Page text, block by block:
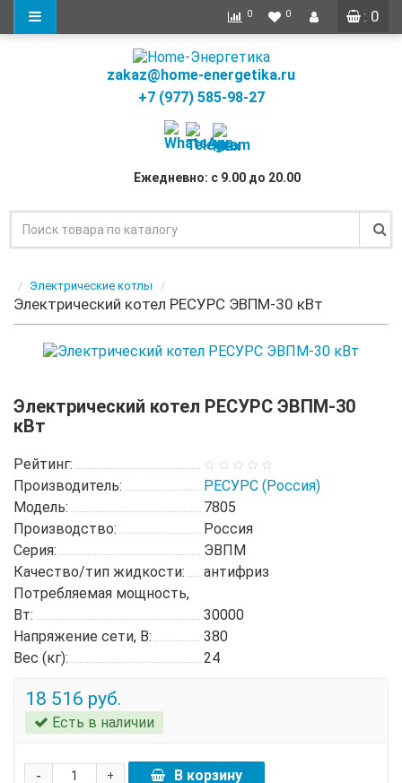
: 0
0 0
zakaz@home-energetika.ru
+7 (977) 585-98-27
Ежедневно: с 9.00 до 20.00
Электрические котлы
Электрический котел РЕСУРС ЭВПМ-30 кВт
Электрический котел РЕСУРС ЭВПМ-30
кВт
Рейтинг:
Производитель:
РЕСУРС (Россия)
Модель:
7805
Производство:
Россия
Серия:
ЭВПМ
Качество/тип жидкости:
антифриз
Потребляемая мощность,
Вт:
30000
Напряжение сети, В:
380
Вес (кг):
24
18 516 руб.
Есть в наличии
+
- В корзину